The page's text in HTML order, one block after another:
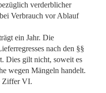
verderblicher
Verbrauch vor Ablauf
ein Jahr. Die
nach den §§
Dies gilt nicht, soweit es
wegen Mängeln handelt.
Ziffer VI.